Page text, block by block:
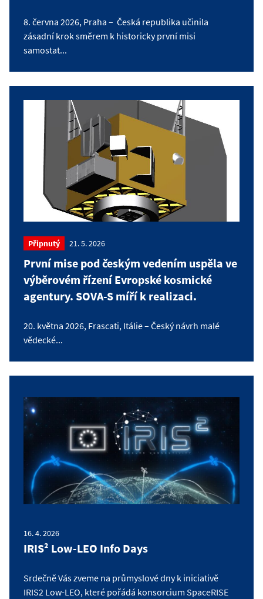
8. června 2026, Praha – Česká republika učinila
zásadní krok směrem k historicky první misi
samostat...
Připnutý 21. 5. 2026
První mise pod českým vedením uspěla ve
výběrovém řízení Evropské kosmické
agentury. SOVA-S míří k realizaci.
20. května 2026, Frascati, Itálie – Český návrh malé
vědecké...
16. 4. 2026
IRIS² Low-LEO Info Days
Srdečně Vás zveme na průmyslové dny k iniciativě
IRIS2 Low-LEO, které pořádá konsorcium SpaceRISE